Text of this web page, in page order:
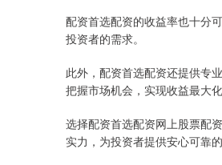
配资首选配资的收益率也十分
投资者的需求。
此外，配资首选配资还提供专
把握市场机会，实现收益最大化
选择配资首选配资网上股票配
实力，为投资者提供安心可靠的